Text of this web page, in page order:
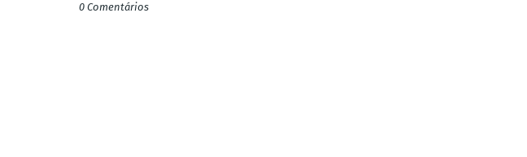
0 Comentários